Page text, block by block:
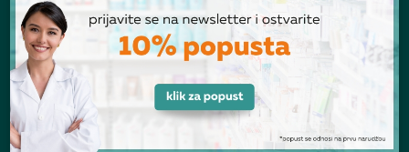
© Ljekarna Talan 2026